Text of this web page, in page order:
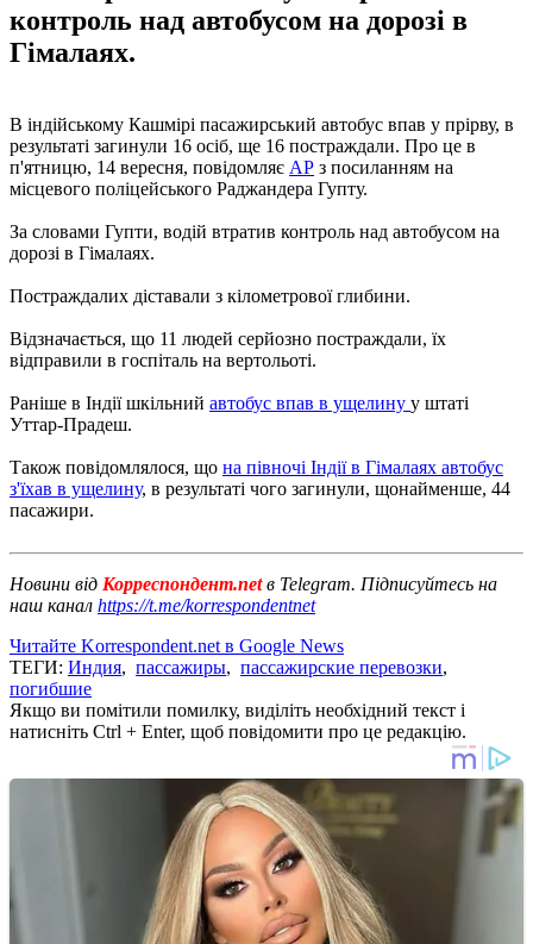
контроль над автобусом на дорозі в
Гімалаях.
В індійському Кашмірі пасажирський автобус впав у прірву, в
результаті загинули 16 осіб, ще 16 постраждали. Про це в
п'ятницю, 14 вересня, повідомляє AP з посиланням на
місцевого поліцейського Раджандера Гупту.
За словами Гупти, водій втратив контроль над автобусом на
дорозі в Гімалаях.
Постраждалих діставали з кілометрової глибини.
Відзначається, що 11 людей серйозно постраждали, їх
відправили в госпіталь на вертольоті.
Раніше в Індії шкільний автобус впав в ущелину у штаті
Уттар-Прадеш.
Також повідомлялося, що на півночі Індії в Гімалаях автобус
з'їхав в ущелину, в результаті чого загинули, щонайменше, 44
пасажири.
Новини від Корреспондент.netв Telegram. Підписуйтесь на
наш канал https://t.me/korrespondentnet
Читайте Korrespondent.net в Google News
ТЕГИ: Индия, пассажиры, пассажирские перевозки,
погибшие
Якщо ви помітили помилку, виділіть необхідний текст і
натисніть Ctrl + Enter, щоб повідомити про це редакцію.